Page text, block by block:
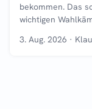
bekommen. Das
wichtigen
3. Aug. 2026 ·